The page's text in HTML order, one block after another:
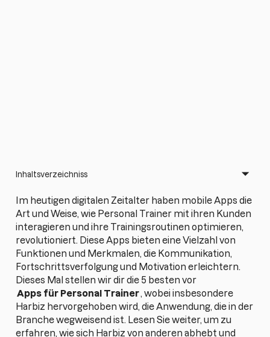
Inhaltsverzeichniss
Im heutigen digitalen Zeitalter haben mobile Apps die
Art und Weise, wie Personal Trainer mit ihren Kunden
interagieren und ihre Trainingsroutinen optimieren,
revolutioniert. Diese Apps bieten eine Vielzahl von
Funktionen und Merkmalen, die Kommunikation,
Fortschrittsverfolgung und Motivation erleichtern.
Dieses Mal stellen wir dir die 5 besten vor
Apps für Personal Trainer, wobei insbesondere
Harbiz hervorgehoben wird, die Anwendung, die in der
Branche wegweisend ist. Lesen Sie weiter, um zu
erfahren, wie sich Harbiz von anderen abhebt und